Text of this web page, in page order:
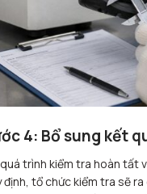
4: Bổ sung kết
trình kiểm tra hoàn tất
định, tổ chức kiểm tra sẽ